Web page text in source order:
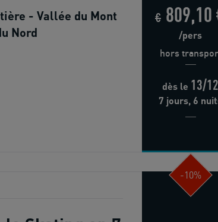
- Vallée du Mont
Nord
€ 809,10
/pers
hors
dès le 13/12
7 jours, 6
-10%